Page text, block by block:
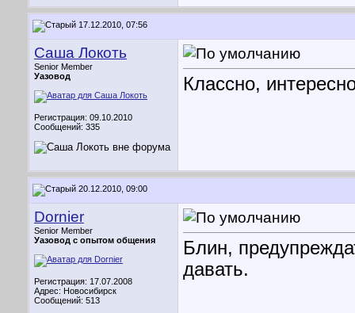
17.12.2010, 07:56
Саша Локоть
Senior Member
Уазовод
Регистрация: 09.10.2010
Сообщений: 335
Классно,
20.12.2010, 09:00
Dornier
Senior Member
Уазовод с опытом общения
Регистрация: 17.07.2008
Адрес: Новосибирск
Сообщений: 513
Блин,
давать.